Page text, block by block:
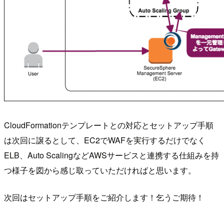
CloudFormationテンプレートとの対応とセットアップ手順
は次回に譲るとして、EC2でWAFを実行するだけでなく
ELB、Auto ScalingなどAWSサービスと連携する仕組みを持
つ様子を図から感じ取っていただければと思います。
次回はセットアップ手順をご紹介します！乞うご期待！